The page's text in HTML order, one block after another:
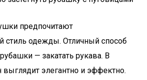
предпочитают
стиль одежды. Отличный способ
— закатать рукава. В
выглядит элегантно и эффектно.